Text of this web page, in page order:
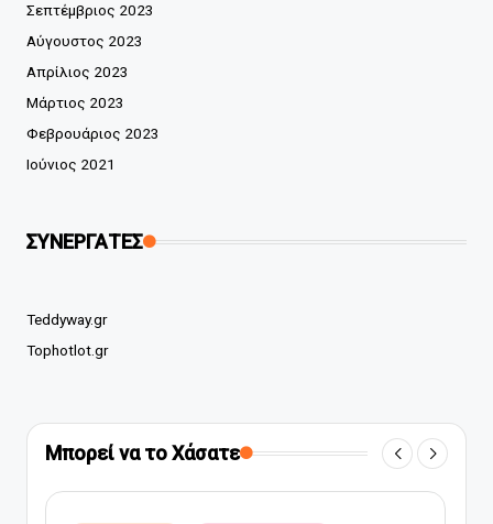
Σεπτέμβριος 2023
Αύγουστος 2023
Απρίλιος 2023
Μάρτιος 2023
Φεβρουάριος 2023
Ιούνιος 2021
ΣΥΝΕΡΓΑΤΕΣ
Teddyway.gr
Tophotlot.gr
Μπορεί να το Χάσατε